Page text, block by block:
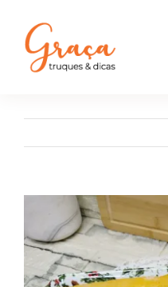
Receitas
Sobre
Loja